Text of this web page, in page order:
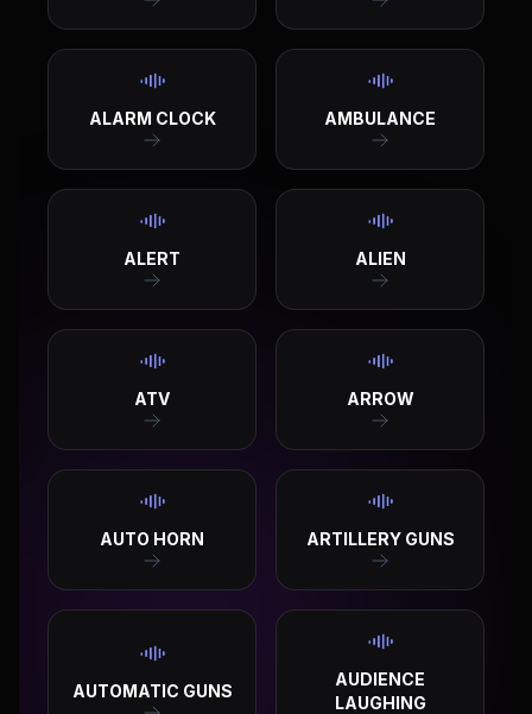
ALARM CLOCK AMBULANCE
ALERT ALIEN
ATV ARROW
AUTO HORN ARTILLERY GUNS
AUTOMATIC GUNS
AUDIENCE
LAUGHING